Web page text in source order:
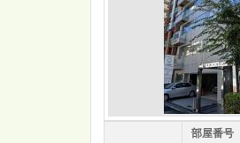
部屋番号